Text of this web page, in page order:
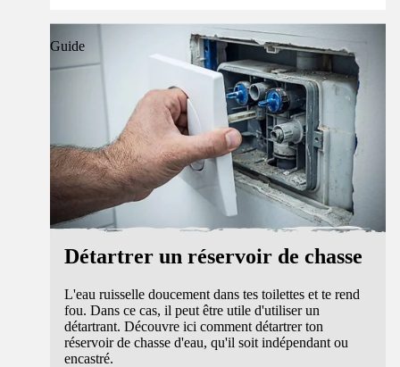
Guide
Détartrer un réservoir de chasse
L'eau ruisselle doucement dans tes toilettes et te rend
fou. Dans ce cas, il peut être utile d'utiliser un
détartrant. Découvre ici comment détartrer ton
réservoir de chasse d'eau, qu'il soit indépendant ou
encastré.